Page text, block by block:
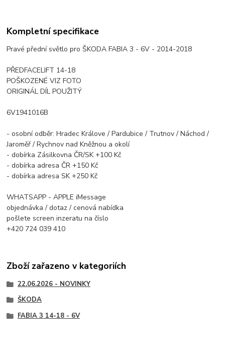
Kompletní specifikace
Pravé přední světlo pro ŠKODA FABIA 3 - 6V - 2014-2018
PŘEDFACELIFT 14-18
POŠKOZENÉ VIZ FOTO
ORIGINÁL DÍL POUŽITÝ
6V1941016B
- osobní odběr: Hradec Králove / Pardubice / Trutnov / Náchod /
Jaroměř / Rychnov nad Kněžnou a okolí
- dobírka Zásilkovna ČR/SK +100 Kč
- dobírka adresa ČR +150 Kč
- dobírka adresa SK +250 Kč
WHATSAPP - APPLE iMessage
objednávka / dotaz / cenová nabídka
pošlete screen inzeratu na číslo
+420 724 039 410
Zboží zařazeno v kategoriích
22.06.2026 - NOVINKY
ŠKODA
FABIA 3 14-18 - 6V